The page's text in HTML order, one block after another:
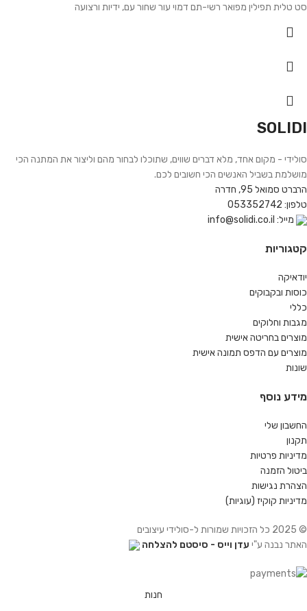
סט טלית תפילין מפואר רשי-תם דמוי עור שחור עם, ידיות ורצועה
SOLIDI
סולידי - מקום אחד, מלא דברים שווים, שתוכלו לבחור מהם וליצור את המתנה הכי
מושלמת בשביל האנשים הכי חשובים לכם.
הרברט סמואל 95, חדרה
טלפון: 053352742
מייל: info@solidi.co.il
קטגוריות
יודאיקה
כוסות ובקבוקים
כללי
מגבות וחלוקים
מוצרים בחריטה אישית
מוצרים עם הדפס תמונה אישית
שונות
מידע נוסף
החשבון שלי
תקנון
מדיניות פרטיות
ביטול הזמנה
הצהרת נגישות
מדיניות קוקיז (עוגיות)
© 2025 כל הזכויות שמורות ל-סולידי עיצובים
האתר נבנה ע"י עדן וייס - סיסטם להצלחה
חנות